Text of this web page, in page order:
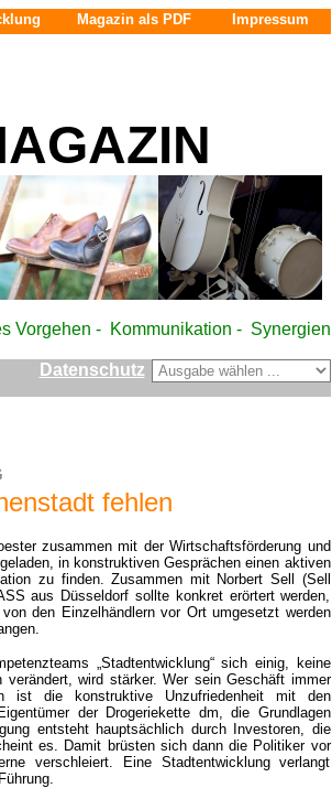
Magazin als PDF Impressum
Vorgehen - Kommunikation - Synergien
Datenschutz
fehlen
zusammen mit der Wirtschaftsförderung und
in konstruktiven Gesprächen einen aktiven
zu finden. Zusammen mit Norbert Sell (Sell
aus Düsseldorf sollte konkret erörtert werden,
den Einzelhändlern vor Ort umgesetzt werden
„Stadtentwicklung“ sich einig, keine
verändert, wird stärker. Wer sein Geschäft immer
ist die konstruktive Unzufriedenheit mit den
der Drogeriekette dm, die Grundlagen
entsteht hauptsächlich durch Investoren, die
es. Damit brüsten sich dann die Politiker vor
verschleiert. Eine Stadtentwicklung verlangt